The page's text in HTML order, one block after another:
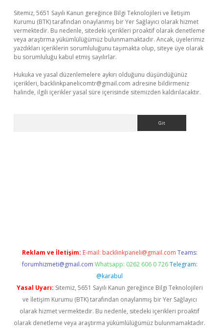
Sitemiz, 5651 Sayılı Kanun gereğince Bilgi Teknolojileri ve İletişim
Kurumu (BTK) tarafından onaylanmış bir Yer Sağlayıcı olarak hizmet
vermektedir. Bu nedenle, sitedeki içerikleri proaktif olarak denetleme
veya araştırma yükümlülüğümüz bulunmamaktadır. Ancak, üyelerimiz
yazdıkları içeriklerin sorumluluğunu taşımakta olup, siteye üye olarak
bu sorumluluğu kabul etmiş sayılırlar.
Hukuka ve yasal düzenlemelere aykırı olduğunu düşündüğünüz
içerikleri, backlinkpanelicomtr@gmail.com adresine bildirmeniz
halinde, ilgili içerikler yasal süre içerisinde sitemizden kaldırılacaktır.
Reklam ve İletişim: E-mail: backlinkpaneli@gmail.com Teams:
forumhizmeti@gmail.com Whatsapp: 0262 606 0 726 Telegram:
@karabul
Yasal Uyarı: Sitemiz, 5651 Sayılı Kanun gereğince Bilgi Teknolojileri
ve İletişim Kurumu (BTK) tarafından onaylanmış bir Yer Sağlayıcı
olarak hizmet vermektedir. Bu nedenle, sitedeki içerikleri proaktif
olarak denetleme veya araştırma yükümlülüğümüz bulunmamaktadır.